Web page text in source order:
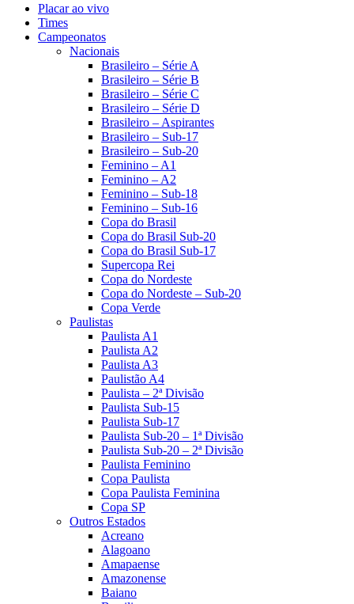
Placar ao vivo
Times
Campeonatos
Nacionais
Brasileiro – Série A
Brasileiro – Série B
Brasileiro – Série C
Brasileiro – Série D
Brasileiro – Aspirantes
Brasileiro – Sub-17
Brasileiro – Sub-20
Feminino – A1
Feminino – A2
Feminino – Sub-18
Feminino – Sub-16
Copa do Brasil
Copa do Brasil Sub-20
Copa do Brasil Sub-17
Supercopa Rei
Copa do Nordeste
Copa do Nordeste – Sub-20
Copa Verde
Paulistas
Paulista A1
Paulista A2
Paulista A3
Paulistão A4
Paulista – 2ª Divisão
Paulista Sub-15
Paulista Sub-17
Paulista Sub-20 – 1ª Divisão
Paulista Sub-20 – 2ª Divisão
Paulista Feminino
Copa Paulista
Copa Paulista Feminina
Copa SP
Outros Estados
Acreano
Alagoano
Amapaense
Amazonense
Baiano